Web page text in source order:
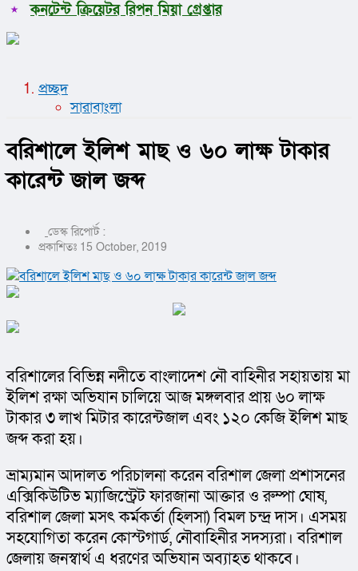
কনটেন্ট ক্রিয়েটর রিপন মিয়া গ্রেপ্তার
প্রচ্ছদ
সারাবাংলা
বরিশালে ইলিশ মাছ ও ৬০ লাক্ষ টাকার
কারেন্ট জাল জব্দ
ডেস্ক রিপোর্ট :
প্রকাশিতঃ 15 October, 2019
বরিশালের বিভিন্ন নদীতে বাংলাদেশ নৌ বাহিনীর সহায়তায় মা
ইলিশ রক্ষা অভিযান চালিয়ে আজ মঙ্গলবার প্রায় ৬০ লাক্ষ
টাকার ৩ লাখ মিটার কারেন্টজাল এবং ১২০ কেজি ইলিশ মাছ
জব্দ করা হয়।
ভ্রাম্যমান আদালত পরিচালনা করেন বরিশাল জেলা প্রশাসনের
এক্সিকিউটিভ ম্যাজিস্ট্রেট ফারজানা আক্তার ও রুম্পা ঘোষ,
বরিশাল জেলা মসৎ কর্মকর্তা (হিলসা) বিমল চন্দ্র দাস। এসময়
সহযোগিতা করেন কোস্টগার্ড, নৌবাহিনীর সদস্যরা। বরিশাল
জেলায় জনস্বার্থ এ ধরণের অভিযান অব্যাহত থাকবে।